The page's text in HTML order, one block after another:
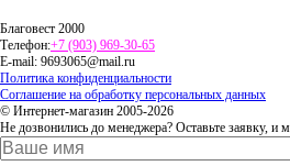
Благовест 2000
Телефон:+7 (903) 969-30-65
E-mail: 9693065@mail.ru
Политика конфиденциальности
Соглашение на обработку персональных данных
© Интернет-магазин 2005-2026
Не дозвонились до менеджера? Оставьте заявку,